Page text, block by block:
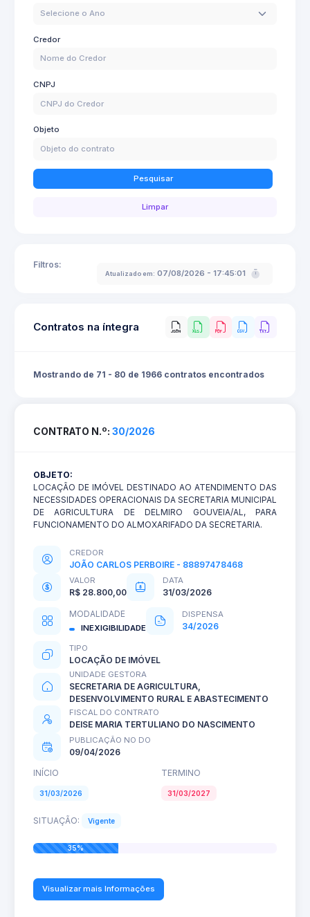
Selecione o Ano
Credor
CNPJ
Objeto
Pesquisar
Limpar
Filtros:
Atualizado em: 07/08/2026 - 17:45:01
Contratos na íntegra
Mostrando de 71 - 80 de 1966 contratos encontrados
CONTRATO N.º: 30/2026
OBJETO:
LOCAÇÃO DE IMÓVEL DESTINADO AO ATENDIMENTO DAS
NECESSIDADES OPERACIONAIS DA SECRETARIA MUNICIPAL
DE AGRICULTURA DE DELMIRO GOUVEIA/AL, PARA
FUNCIONAMENTO DO ALMOXARIFADO DA SECRETARIA.
CREDOR
JOÃO CARLOS PERBOIRE - 88897478468
VALOR
R$ 28.800,00
DATA
31/03/2026
MODALIDADE
INEXIGIBILIDADE
DISPENSA
34/2026
TIPO
LOCAÇÃO DE IMÓVEL
UNIDADE GESTORA
SECRETARIA DE AGRICULTURA,
DESENVOLVIMENTO RURAL E ABASTECIMENTO
FISCAL DO CONTRATO
DEISE MARIA TERTULIANO DO NASCIMENTO
PUBLICAÇÃO NO DO
09/04/2026
INÍCIO
TERMINO
31/03/2026 31/03/2027
SITUAÇÃO: Vigente
35%
Visualizar mais Informações